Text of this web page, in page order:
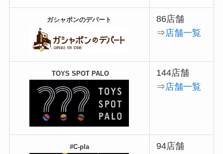
ガシャポンのデパート
86店舗
⇒店舗一覧
TOYS SPOT PALO
144店舗
⇒店舗一覧
#C-pla
94店舗